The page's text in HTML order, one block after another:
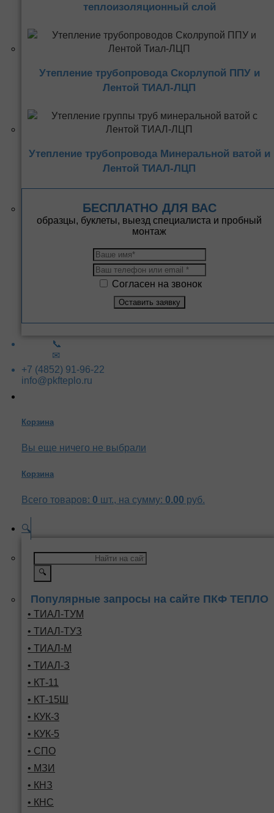
теплоизоляционный слой
Утепление трубопровода Скорлупой ППУ и
Лентой ТИАЛ-ЛЦП
Утепление трубопровода Минеральной ватой и
Лентой ТИАЛ-ЛЦП
БЕСПЛАТНО ДЛЯ ВАС
образцы, буклеты, выезд специалиста и пробный
монтаж
Согласен на звонок
📞
✉
+7 (4852) 91-96-22
info@pkfteplo.ru
Корзина
Вы еще ничего не выбрали
Корзина
Всего товаров: 0 шт., на сумму: 0.00 руб.
🔍
🔍
Популярные запросы на сайте ПКФ ТЕПЛО
• ТИАЛ-ТУМ
• ТИАЛ-ТУЗ
• ТИАЛ-М
• ТИАЛ-З
• КТ-11
• КТ-15Ш
• КУК-3
• КУК-5
• СПО
• МЗИ
• КНЗ
• КНС